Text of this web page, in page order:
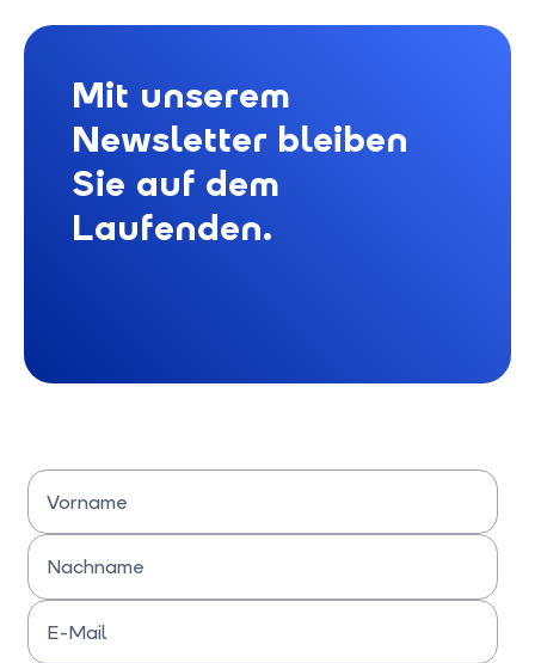
Mit unserem
Newsletter bleiben
Sie auf dem
Laufenden.
Vorname
Bitte Vornamen eingeben
Nachname
Bitte Nachname eingeben
E-Mail